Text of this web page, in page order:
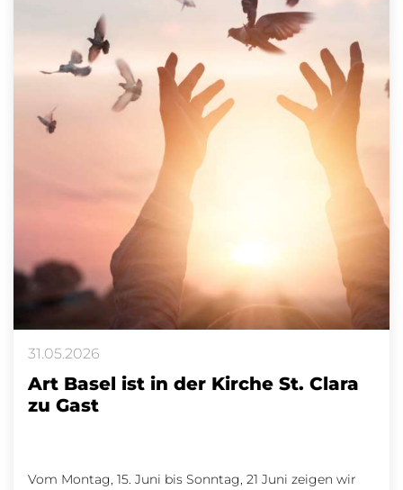
31.05.2026
Art Basel ist in der Kirche St. Clara
zu Gast
Vom Montag, 15. Juni bis Sonntag, 21 Juni zeigen wir